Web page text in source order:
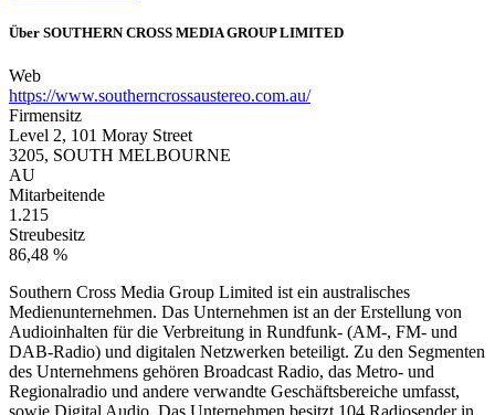
Über SOUTHERN CROSS MEDIA GROUP LIMITED
Web
https://www.southerncrossaustereo.com.au/
Firmensitz
Level 2, 101 Moray Street
3205, SOUTH MELBOURNE
AU
Mitarbeitende
1.215
Streubesitz
86,48 %
Southern Cross Media Group Limited ist ein australisches
Medienunternehmen. Das Unternehmen ist an der Erstellung von
Audioinhalten für die Verbreitung in Rundfunk- (AM-, FM- und
DAB-Radio) und digitalen Netzwerken beteiligt. Zu den Segmenten
des Unternehmens gehören Broadcast Radio, das Metro- und
Regionalradio und andere verwandte Geschäftsbereiche umfasst,
sowie Digital Audio. Das Unternehmen besitzt 104 Radiosender in